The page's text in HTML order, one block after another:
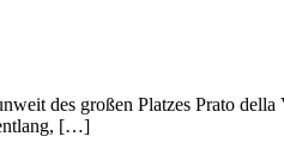
des großen Platzes Prato della
entlang, […]